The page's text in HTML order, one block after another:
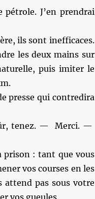
J’en prendrai
ils sont inefficaces.
les deux mains sur
puis imiter le
presse qui contredira
tenez. — Merci. —
prison : tant que vous
vos courses en les
attend pas sous votre
vos gueules.